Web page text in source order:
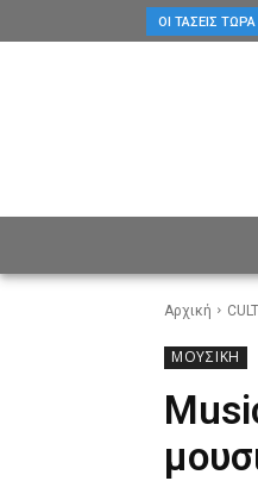
ΟΙ ΤΆΣΕΙΣ ΤΏΡΑ
Αρχική
ΜΟΥΣΙΚΗ